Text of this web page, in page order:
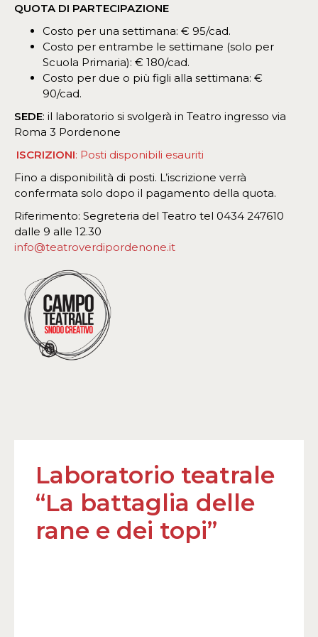
QUOTA DI PARTECIPAZIONE
Costo per una settimana: € 95/cad.
Costo per entrambe le settimane (solo per
Scuola Primaria): € 180/cad.
Costo per due o più figli alla settimana: €
90/cad.
SEDE: il laboratorio si svolgerà in Teatro ingresso via
Roma 3 Pordenone
ISCRIZIONI: Posti disponibili esauriti
Fino a disponibilità di posti. L’iscrizione verrà
confermata solo dopo il pagamento della quota.
Riferimento: Segreteria del Teatro tel 0434 247610
dalle 9 alle 12.30
info@teatroverdipordenone.it
Laboratorio teatrale
“La battaglia delle
rane e dei topi”